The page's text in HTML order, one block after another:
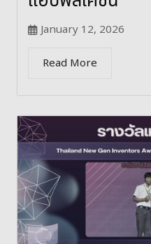
January 12, 2026
Read More